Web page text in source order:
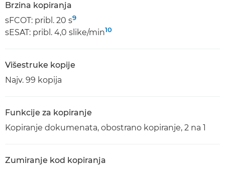
Brzina kopiranja
sFCOT: pribl. 20 s9
sESAT: pribl. 4,0 slike/min10
Višestruke kopije
Najv. 99 kopija
Funkcije za kopiranje
Kopiranje dokumenata, obostrano kopiranje, 2 na 1
Zumiranje kod kopiranja